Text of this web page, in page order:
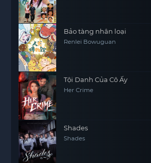
Bảo tàng nhân loại
Renlei Bowuguan
Tội Danh Của Cô Ấy
Her Crime
Shades
Shades